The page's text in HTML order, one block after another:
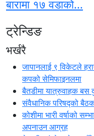
बारामा १७ वडाको...
ट्रेन्डिङ
भर्खरै
जापानलाई ९ विकेटले
कपको सेमिफाइनलमा
बैतडीमा यात्रुवाहक बस
संवैधानिक परिषद्को
कोशीमा भारी वर्षाको
अपनाउन आग्रह